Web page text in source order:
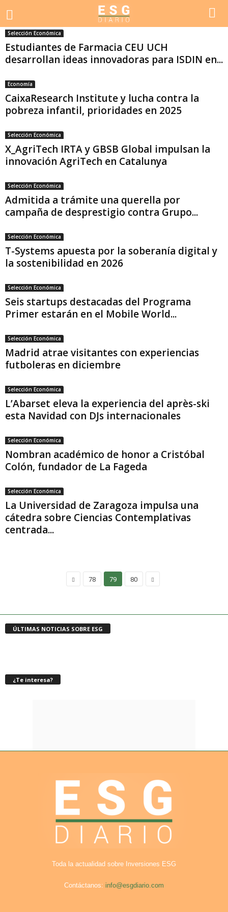
Selección Económica
Estudiantes de Farmacia CEU UCH
desarrollan ideas innovadoras para ISDIN en...
Economía
CaixaResearch Institute y lucha contra la
pobreza infantil, prioridades en 2025
Selección Económica
X_AgriTech IRTA y GBSB Global impulsan la
innovación AgriTech en Catalunya
Selección Económica
Admitida a trámite una querella por
campaña de desprestigio contra Grupo...
Selección Económica
T-Systems apuesta por la soberanía digital y
la sostenibilidad en 2026
Selección Económica
Seis startups destacadas del Programa
Primer estarán en el Mobile World...
Selección Económica
Madrid atrae visitantes con experiencias
futboleras en diciembre
Selección Económica
L’Abarset eleva la experiencia del après-ski
esta Navidad con DJs internacionales
Selección Económica
Nombran académico de honor a Cristóbal
Colón, fundador de La Fageda
Selección Económica
La Universidad de Zaragoza impulsa una
cátedra sobre Ciencias Contemplativas
centrada...
78 79 80
ÚLTIMAS NOTICIAS SOBRE ESG
¿Te interesa?
Toda la actualidad sobre Inversiones ESG
Contáctanos: info@esgdiario.com